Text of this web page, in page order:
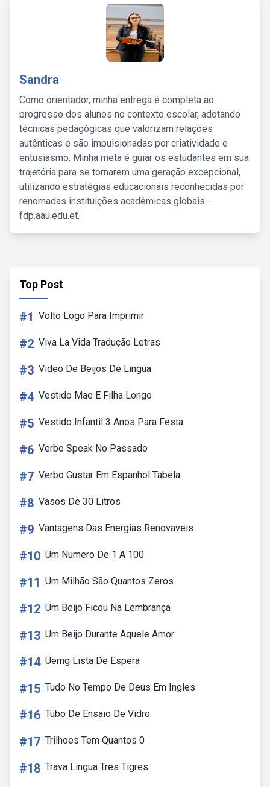
Sandra
Como orientador, minha entrega é completa ao
progresso dos alunos no contexto escolar, adotando
técnicas pedagógicas que valorizam relações
autênticas e são impulsionadas por criatividade e
entusiasmo. Minha meta é guiar os estudantes em sua
trajetória para se tornarem uma geração excepcional,
utilizando estratégias educacionais reconhecidas por
renomadas instituições acadêmicas globais -
fdp.aau.edu.et.
Top Post
#1 Volto Logo Para Imprimir
#2 Viva La Vida Tradução Letras
#3 Video De Beijos De Lingua
#4 Vestido Mae E Filha Longo
#5 Vestido Infantil 3 Anos Para Festa
#6 Verbo Speak No Passado
#7 Verbo Gustar Em Espanhol Tabela
#8 Vasos De 30 Litros
#9 Vantagens Das Energias Renovaveis
#10 Um Numero De 1 A 100
#11 Um Milhão São Quantos Zeros
#12 Um Beijo Ficou Na Lembrança
#13 Um Beijo Durante Aquele Amor
#14 Uemg Lista De Espera
#15 Tudo No Tempo De Deus Em Ingles
#16 Tubo De Ensaio De Vidro
#17 Trilhoes Tem Quantos 0
#18 Trava Lingua Tres Tigres